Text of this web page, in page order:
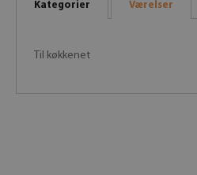
Kategorier Værelser
Til køkkenet